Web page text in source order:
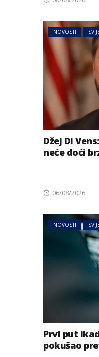
NOVOSTI
Džej Di
neće doći
Posted
06/08/2026
NOVOSTI
Prvi put
pokušao